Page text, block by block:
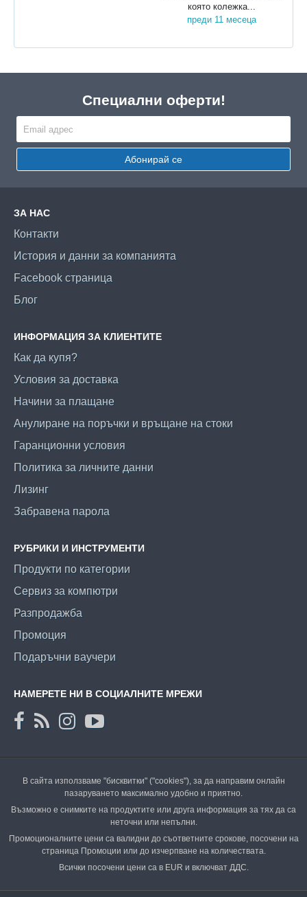
която колежка...
преди 11 месеца
Специални оферти!
Абонирай се
ЗА НАС
Контакти
История и данни за компанията
Facebook страница
Блог
ИНФОРМАЦИЯ ЗА КЛИЕНТИТЕ
Как да купя?
Условия за доставка
Начини за плащане
Анулиране на поръчки и връщане на стоки
Гаранционни условия
Политика за личните данни
Лизинг
Забравена парола
РУБРИКИ И ИНСТРУМЕНТИ
Продукти по категории
Сервиз за компютри
Разпродажба
Промоция
Подаръчни ваучери
НАМЕРЕТЕ НИ В СОЦИАЛНИТЕ МРЕЖИ
В сайта използваме "бисквитки" ("cookies"), за да направим онлайн
пазаруването максимално удобно и приятно.
Възможно е снимките на продуктите или друга информация за тях да са
неточни или непълни.
Промоционалните цени са валидни до съответните срокове, посочени на
страница Промоции или до изчерпване на количествата.
Всички посочени цени са в EUR и включват ДДС.